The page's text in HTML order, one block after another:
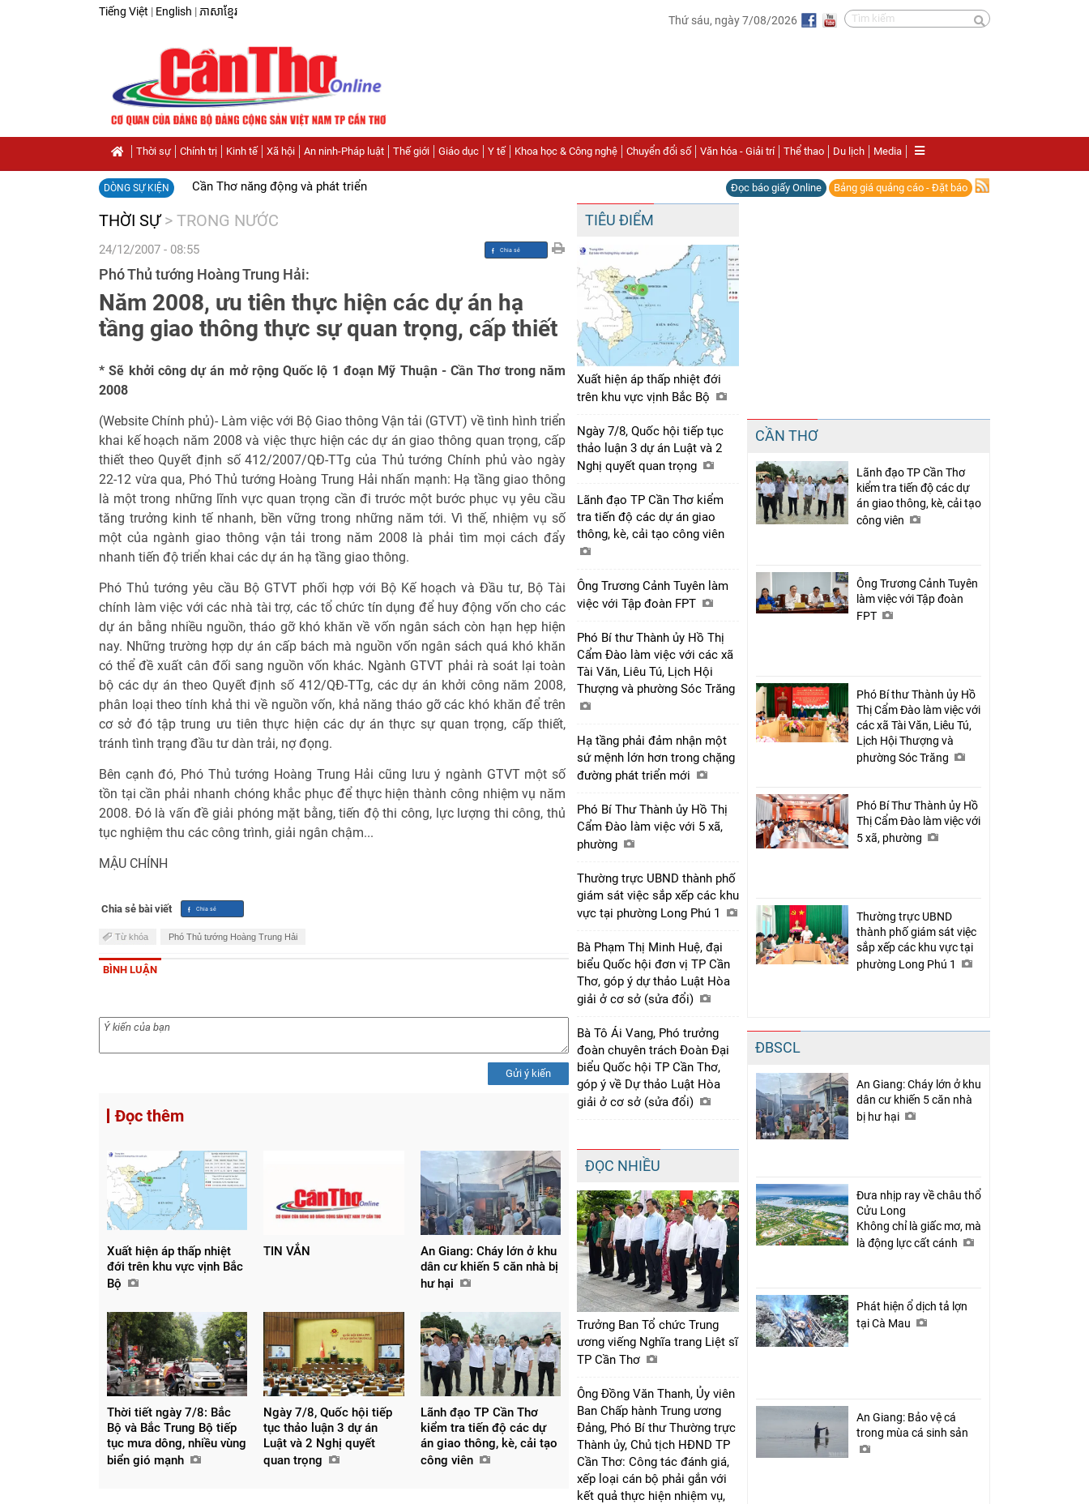
Tiếng Việt | English | ភាសាខ្មែរ
Thứ sáu, ngày 7/08/2026
Thời sự Chính trị Kinh tế Xã hội An ninh-Pháp luật Thế giới Giáo dục Y tế Khoa học & Công nghệ Chuyển đổi số Văn hóa - Giải trí Thể thao Du lịch Media
DÒNG SỰ KIỆN Cần Thơ năng động và phát triển Đọc báo giấy Online Bảng giá quảng cáo - Đặt báo
THỜI SỰ > TRONG NƯỚC
24/12/2007 - 08:55
Chia sẻ
Phó Thủ tướng Hoàng Trung Hải:
Năm 2008, ưu tiên thực hiện các dự án hạ
tầng giao thông thực sự quan trọng, cấp thiết
* Sẽ khởi công dự án mở rộng Quốc lộ 1 đoạn Mỹ Thuận - Cần Thơ trong năm
2008
(Website Chính phủ)- Làm việc với Bộ Giao thông Vận tải (GTVT) về tình hình triển
khai kế hoạch năm 2008 và việc thực hiện các dự án giao thông quan trọng, cấp
thiết theo Quyết định số 412/2007/QĐ-TTg của Thủ tướng Chính phủ vào ngày
22-12 vừa qua, Phó Thủ tướng Hoàng Trung Hải nhấn mạnh: Hạ tầng giao thông
là một trong những lĩnh vực quan trọng cần đi trước một bước phục vụ yêu cầu
tăng trưởng kinh tế nhanh, bền vững trong những năm tới. Vì thế, nhiệm vụ số
một của ngành giao thông vận tải trong năm 2008 là phải tìm mọi cách đẩy
nhanh tiến độ triển khai các dự án hạ tầng giao thông.
Phó Thủ tướng yêu cầu Bộ GTVT phối hợp với Bộ Kế hoạch và Đầu tư, Bộ Tài
chính làm việc với các nhà tài trợ, các tổ chức tín dụng để huy động vốn cho các
dự án bằng nhiều nguồn, tháo gỡ khó khăn về vốn ngân sách còn hạn hẹp hiện
nay. Những trường hợp dự án cấp bách mà nguồn vốn ngân sách quá khó khăn
có thể đề xuất cân đối sang nguồn vốn khác. Ngành GTVT phải rà soát lại toàn
bộ các dự án theo Quyết định số 412/QĐ-TTg, các dự án khởi công năm 2008,
phân loại theo tính khả thi về nguồn vốn, khả năng tháo gỡ các khó khăn để trên
cơ sở đó tập trung ưu tiên thực hiện các dự án thực sự quan trọng, cấp thiết,
tránh tình trạng đầu tư dàn trải, nợ đọng.
Bên cạnh đó, Phó Thủ tướng Hoàng Trung Hải cũng lưu ý ngành GTVT một số
tồn tại cần phải nhanh chóng khắc phục để thực hiện thành công nhiệm vụ năm
2008. Đó là vấn đề giải phóng mặt bằng, tiến độ thi công, lực lượng thi công, thủ
tục nghiệm thu các công trình, giải ngân chậm...
MẬU CHÍNH
Chia sẻ bài viết
Từ khóa Phó Thủ tướng Hoàng Trung Hải
BÌNH LUẬN
Gửi ý kiến
Đọc thêm
Xuất hiện áp thấp nhiệt
đới trên khu vực vịnh Bắc
Bộ
TIN VẮN
An Giang: Cháy lớn ở khu
dân cư khiến 5 căn nhà bị
hư hại
Thời tiết ngày 7/8: Bắc
Bộ và Bắc Trung Bộ tiếp
tục mưa dông, nhiều vùng
biển gió mạnh
Ngày 7/8, Quốc hội tiếp
tục thảo luận 3 dự án
Luật và 2 Nghị quyết
quan trọng
Lãnh đạo TP Cần Thơ
kiểm tra tiến độ các dự
án giao thông, kè, cải tạo
công viên
TIÊU ĐIỂM
Xuất hiện áp thấp nhiệt đới
trên khu vực vịnh Bắc Bộ
Ngày 7/8, Quốc hội tiếp tục
thảo luận 3 dự án Luật và 2
Nghị quyết quan trọng
Lãnh đạo TP Cần Thơ kiểm
tra tiến độ các dự án giao
thông, kè, cải tạo công viên
Ông Trương Cảnh Tuyên làm
việc với Tập đoàn FPT
Phó Bí thư Thành ủy Hồ Thị
Cẩm Đào làm việc với các xã
Tài Văn, Liêu Tú, Lịch Hội
Thượng và phường Sóc Trăng
Hạ tầng phải đảm nhận một
sứ mệnh lớn hơn trong chặng
đường phát triển mới
Phó Bí Thư Thành ủy Hồ Thị
Cẩm Đào làm việc với 5 xã,
phường
Thường trực UBND thành phố
giám sát việc sắp xếp các khu
vực tại phường Long Phú 1
Bà Phạm Thị Minh Huệ, đại
biểu Quốc hội đơn vị TP Cần
Thơ, góp ý dự thảo Luật Hòa
giải ở cơ sở (sửa đổi)
Bà Tô Ái Vang, Phó trưởng
đoàn chuyên trách Đoàn Đại
biểu Quốc hội TP Cần Thơ,
góp ý về Dự thảo Luật Hòa
giải ở cơ sở (sửa đổi)
ĐỌC NHIỀU
Trưởng Ban Tổ chức Trung
ương viếng Nghĩa trang Liệt sĩ
TP Cần Thơ
Ông Đồng Văn Thanh, Ủy viên
Ban Chấp hành Trung ương
Đảng, Phó Bí thư Thường trực
Thành ủy, Chủ tịch HĐND TP
Cần Thơ: Công tác đánh giá,
xếp loại cán bộ phải gắn với
kết quả thực hiện nhiệm vụ,
CẦN THƠ
Lãnh đạo TP Cần Thơ
kiểm tra tiến độ các dự
án giao thông, kè, cải tạo
công viên
Ông Trương Cảnh Tuyên
làm việc với Tập đoàn
FPT
Phó Bí thư Thành ủy Hồ
Thị Cẩm Đào làm việc với
các xã Tài Văn, Liêu Tú,
Lịch Hội Thượng và
phường Sóc Trăng
Phó Bí Thư Thành ủy Hồ
Thị Cẩm Đào làm việc với
5 xã, phường
Thường trực UBND
thành phố giám sát việc
sắp xếp các khu vực tại
phường Long Phú 1
ĐBSCL
An Giang: Cháy lớn ở khu
dân cư khiến 5 căn nhà
bị hư hại
Đưa nhịp ray về châu thổ
Cửu Long
Không chỉ là giấc mơ, mà
là động lực cất cánh
Phát hiện ổ dịch tả lợn
tại Cà Mau
An Giang: Bảo vệ cá
trong mùa cá sinh sản